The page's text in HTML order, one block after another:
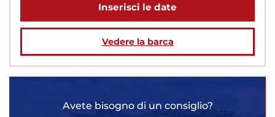
Inserisci le date
Vedere la barca
Avete bisogno di un consiglio?